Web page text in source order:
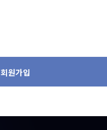
회원가입